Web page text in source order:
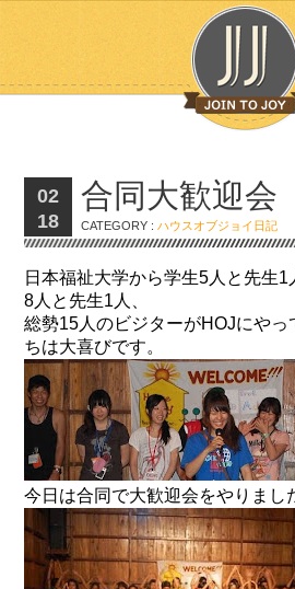
02
18
合同大歓迎会
CATEGORY :ハウスオブジョイ日記
日本福祉大学から学生5人と先生
8人と先生1人、
総勢15人のビジターがHOJにやっ
ちは大喜びです。
今日は合同で大歓迎会をやりまし